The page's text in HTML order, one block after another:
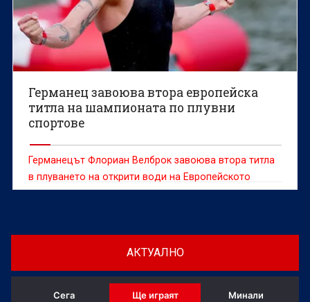
Германец завоюва втора европейска
титла на шампионата по плувни
спортове
Германецът Флориан Велброк завоюва втора титла
в плуването на открити води на Европейското
първенство по плувни спортове в Париж, като
АКТУАЛНО
Сега Ще играят Минали